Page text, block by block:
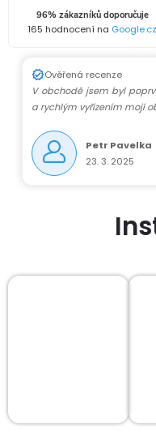
96% zákazníků doporučuje
165 hodnocení na Google.cz
Ověřená recenze
V obchodě jsem byl
a rychlým vyřízením mojí
Petr Pavelka
23. 3. 2025